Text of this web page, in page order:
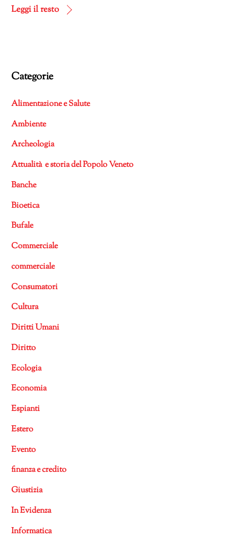
corso…
Leggi il resto
Categorie
Alimentazione e Salute
Ambiente
Archeologia
Attualità e storia del Popolo Veneto
Banche
Bioetica
Bufale
Commerciale
commerciale
Consumatori
Cultura
Diritti Umani
Diritto
Ecologia
Economia
Espianti
Estero
Evento
finanza e credito
Giustizia
In Evidenza
Informatica